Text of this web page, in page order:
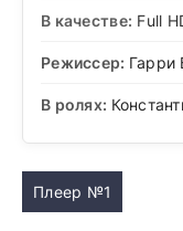
В качестве: Full
Режиссер: Гарри
В ролях:
Плеер №1